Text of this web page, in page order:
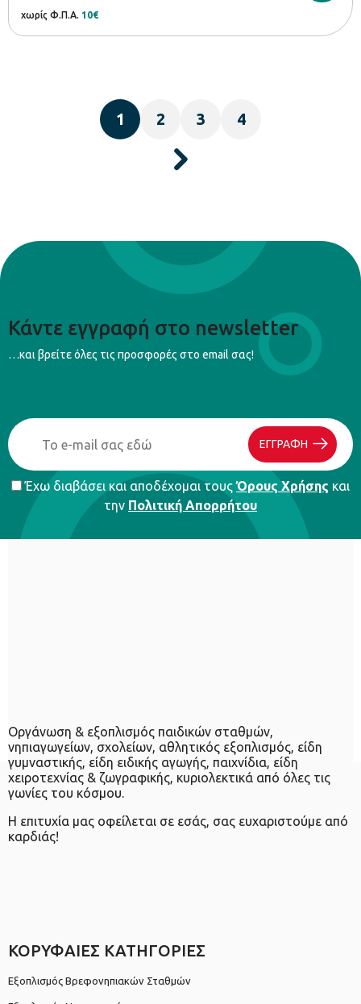
χωρίς Φ.Π.Α. 10€
1 2 3 4
Κάντε εγγραφή στο newsletter
…και βρείτε όλες τις προσφορές στο email σας!
ΕΓΓΡΑΦΗ
Έχω διαβάσει και αποδέχομαι τουςΌρους Χρήσης και
την Πολιτική Απορρήτου
Οργάνωση & εξοπλισμός παιδικών σταθμών,
νηπιαγωγείων, σχολείων, αθλητικός εξοπλισμός, είδη
γυμναστικής, είδη ειδικής αγωγής, παιχνίδια, είδη
χειροτεχνίας & ζωγραφικής, κυριολεκτικά από όλες τις
γωνίες του κόσμου.
Η επιτυχία μας οφείλεται σε εσάς, σας ευχαριστούμε από
καρδιάς!
ΚΟΡΥΦΑΙΕΣ ΚΑΤΗΓΟΡΙΕΣ
Εξοπλισμός Βρεφονηπιακών Σταθμών